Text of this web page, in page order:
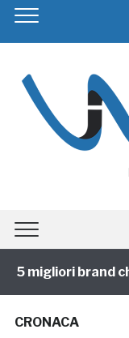
migliori brand
CRONACA